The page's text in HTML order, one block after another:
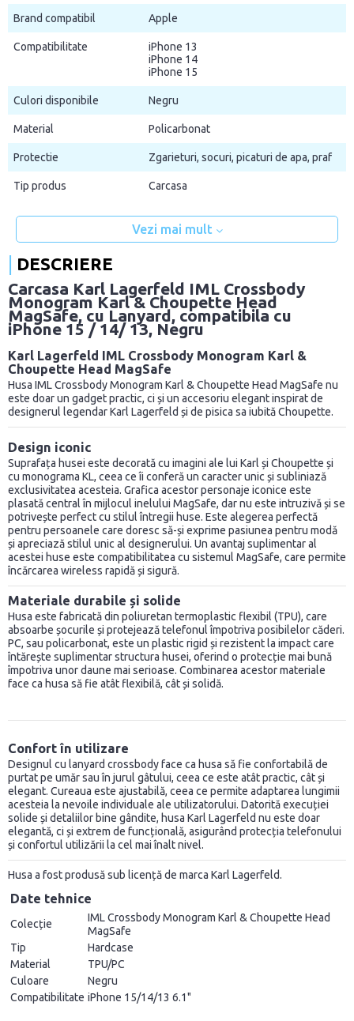
Brand compatibil Apple
Compatibilitate
iPhone 13
iPhone 14
iPhone 15
Culori disponibile Negru
Material Policarbonat
Protectie Zgarieturi, socuri, picaturi de apa, praf
Tip produs Carcasa
Vezi mai mult
DESCRIERE
Carcasa Karl Lagerfeld IML Crossbody
Monogram Karl & Choupette Head
MagSafe, cu Lanyard, compatibila cu
iPhone 15 / 14/ 13, Negru
Karl Lagerfeld IML Crossbody Monogram Karl &
Choupette Head MagSafe
Husa IML Crossbody Monogram Karl & Choupette Head MagSafe nu
este doar un gadget practic, ci și un accesoriu elegant inspirat de
designerul legendar Karl Lagerfeld și de pisica sa iubită Choupette.
Design iconic
Suprafața husei este decorată cu imagini ale lui Karl și Choupette și
cu monograma KL, ceea ce îi conferă un caracter unic și subliniază
exclusivitatea acesteia. Grafica acestor personaje iconice este
plasată central în mijlocul inelului MagSafe, dar nu este intruzivă și se
potrivește perfect cu stilul întregii huse. Este alegerea perfectă
pentru persoanele care doresc să-și exprime pasiunea pentru modă
și apreciază stilul unic al designerului. Un avantaj suplimentar al
acestei huse este compatibilitatea cu sistemul MagSafe, care permite
încărcarea wireless rapidă și sigură.
Materiale durabile și solide
Husa este fabricată din poliuretan termoplastic flexibil (TPU), care
absoarbe șocurile și protejează telefonul împotriva posibilelor căderi.
PC, sau policarbonat, este un plastic rigid și rezistent la impact care
întărește suplimentar structura husei, oferind o protecție mai bună
împotriva unor daune mai serioase. Combinarea acestor materiale
face ca husa să fie atât flexibilă, cât și solidă.
Confort în utilizare
Designul cu lanyard crossbody face ca husa să fie confortabilă de
purtat pe umăr sau în jurul gâtului, ceea ce este atât practic, cât și
elegant. Cureaua este ajustabilă, ceea ce permite adaptarea lungimii
acesteia la nevoile individuale ale utilizatorului. Datorită execuției
solide și detaliilor bine gândite, husa Karl Lagerfeld nu este doar
elegantă, ci și extrem de funcțională, asigurând protecția telefonului
și confortul utilizării la cel mai înalt nivel.
Husa a fost produsă sub licență de marca Karl Lagerfeld.
Date tehnice
Colecție
IML Crossbody Monogram Karl & Choupette Head
MagSafe
Tip
Hardcase
Material
TPU/PC
Culoare
Negru
Compatibilitate iPhone 15/14/13 6.1"